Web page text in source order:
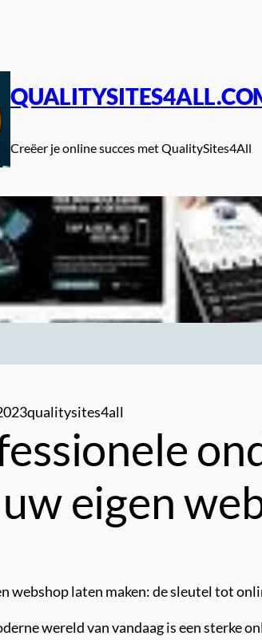
Creëer je online succes met QualitySites4All
qualitysites4all
eigen
webshop laten maken: de sleutel tot
wereld van vandaag is een sterke